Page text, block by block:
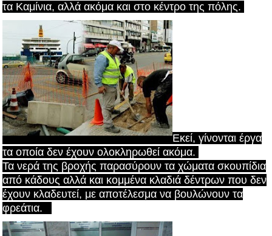
τα Καμίνια, αλλά ακόμα και στο κέντρο της πόλης.
Εκεί, γίνονται έργα
τα οποία δεν έχουν ολοκληρωθεί ακόμα.
Τα νερά της βροχής παρασύρουν τα χώματα σκουπίδια
από κάδους αλλά και κομμένα κλαδιά δέντρων που δεν
έχουν κλαδευτεί, με αποτέλεσμα να βουλώνουν τα
φρεάτια.